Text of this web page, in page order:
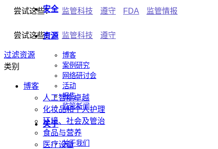
安全
资源
博客
案例研究
网络研讨会
活动
报告
监管新闻
关于
关于我们
尝试这些： 监管科技 遵守 FDA 监管情报
尝试这些： 监管科技 遵守
过滤资源
类别
博客
人工智能卓越
化妆品和个人护理
环境、社会及管治
食品与营养
医疗设备